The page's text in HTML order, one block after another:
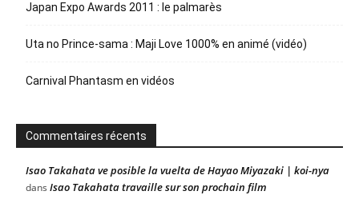
Japan Expo Awards 2011 : le palmarès
Uta no Prince-sama : Maji Love 1000% en animé (vidéo)
Carnival Phantasm en vidéos
Commentaires récents
Isao Takahata ve posible la vuelta de Hayao Miyazaki | koi-nya
dans Isao Takahata travaille sur son prochain film